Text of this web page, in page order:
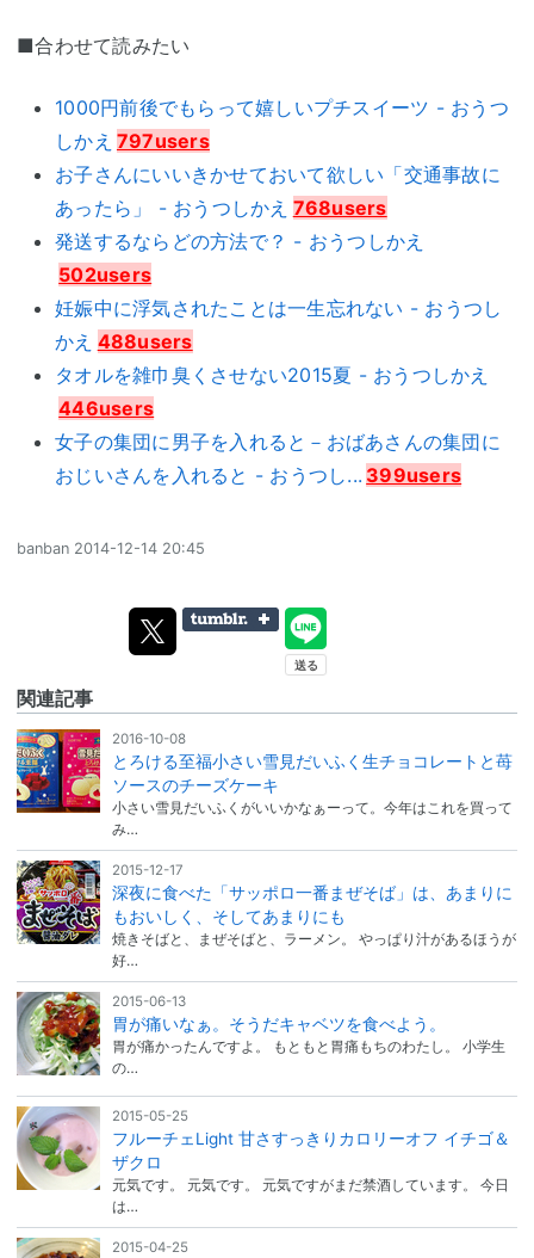
■合わせて読みたい
1000円前後でもらって嬉しいプチスイーツ - おうつ
しかえ 797users
お子さんにいいきかせておいて欲しい「交通事故に
あったら」 - おうつしかえ 768users
発送するならどの方法で？ - おうつしかえ
502users
妊娠中に浮気されたことは一生忘れない - おうつし
かえ 488users
タオルを雑巾臭くさせない2015夏 - おうつしかえ
446users
女子の集団に男子を入れると－おばあさんの集団に
おじいさんを入れると - おうつし... 399users
banban 2014-12-14 20:45
関連記事
2016-10-08
とろける至福小さい雪見だいふく生チョコレートと苺
ソースのチーズケーキ
小さい雪見だいふくがいいかなぁーって。今年はこれを買って
み…
2015-12-17
深夜に食べた「サッポロ一番まぜそば」は、あまりに
もおいしく、そしてあまりにも
焼きそばと、まぜそばと、ラーメン。 やっぱり汁があるほうが
好…
2015-06-13
胃が痛いなぁ。そうだキャベツを食べよう。
胃が痛かったんですよ。 もともと胃痛もちのわたし。 小学生
の…
2015-05-25
フルーチェLight 甘さすっきりカロリーオフ イチゴ＆
ザクロ
元気です。 元気です。 元気ですがまだ禁酒しています。 今日
は…
2015-04-25